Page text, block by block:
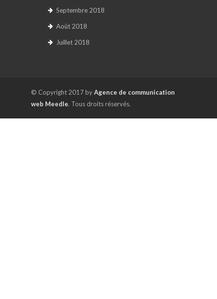
Septembre 2018
Août 2018
Juillet 2018
© Copyright 2017 byAgence de communication
web Meedle. Tous droits réservés.